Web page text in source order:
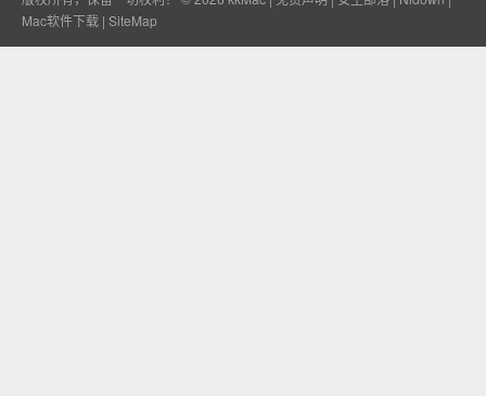
Mac软件下载 | SiteMap